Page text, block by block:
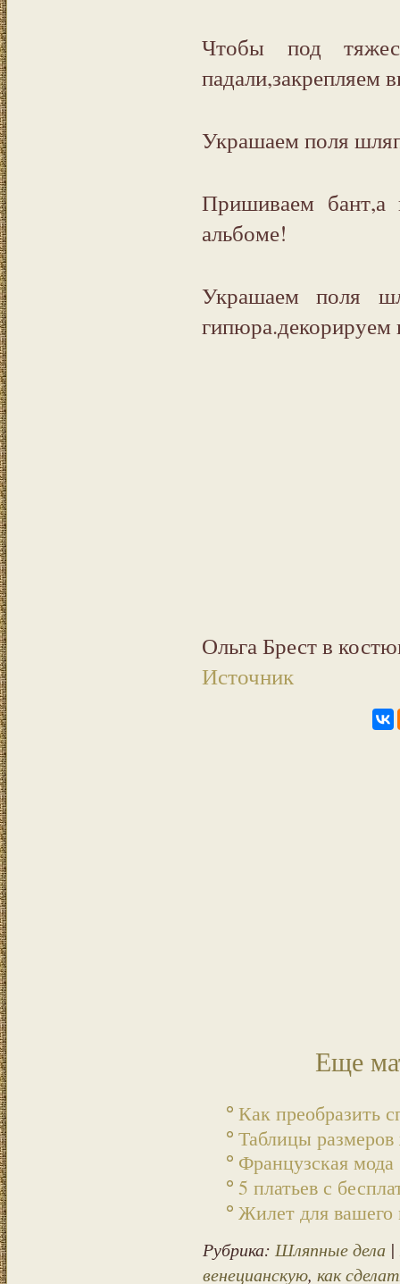
Чтобы под
падали,закрепляем
Украшаем поля
Пришиваем бант,а
альбоме!
Украшаем поля
гипюра.декорируем
Ольга Брест в
Источник
Еще
Как преобразить
Таблицы
Французская
5 платьев с
Жилет для
Рубрика: Шляпные дела
венецианскую, как